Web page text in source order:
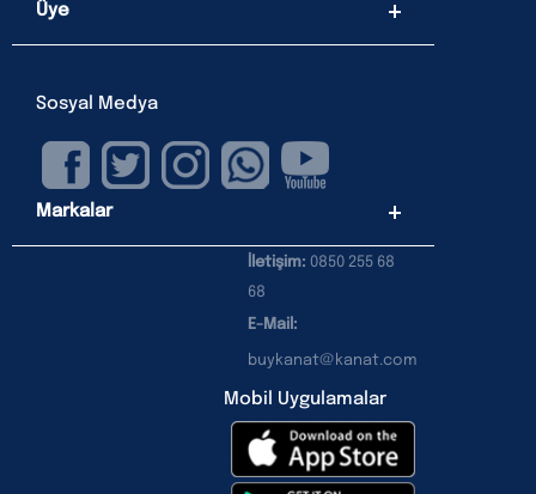
Üye
Sosyal Medya
Markalar
İletişim: 0850 255 68
68
E-Mail:
buykanat@kanat.com
Mobil Uygulamalar